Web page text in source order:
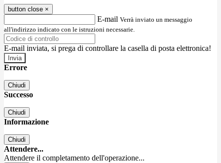
button close ×
E-mail Verrà inviato un messaggio
all'indirizzo indicato con le istruzioni necessarie.
E-mail inviata, si prega di controllare la casella di posta elettronica!
Errore
Chiudi
Successo
Chiudi
Informazione
Chiudi
Attendere...
Attendere il completamento dell'operazione...